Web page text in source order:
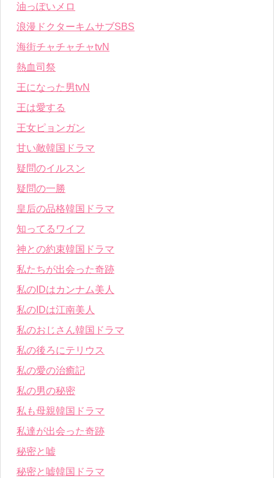
油っぽいメロ
浪漫ドクターキムサブSBS
海街チャチャチャtvN
熱血司祭
王になった男tvN
王は愛する
王女ピョンガン
甘い敵韓国ドラマ
疑問のイルスン
疑問の一勝
皇后の品格韓国ドラマ
知ってるワイフ
神との約束韓国ドラマ
私たちが出会った奇跡
私のIDはカンナム美人
私のIDは江南美人
私のおじさん韓国ドラマ
私の後ろにテリウス
私の愛の治癒記
私の男の秘密
私も母親韓国ドラマ
私達が出会った奇跡
秘密と嘘
秘密と嘘韓国ドラマ